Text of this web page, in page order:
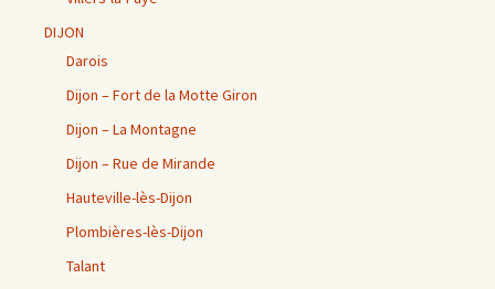
DIJON
Darois
Dijon – Fort de la Motte Giron
Dijon – La Montagne
Dijon – Rue de Mirande
Hauteville-lès-Dijon
Plombières-lès-Dijon
Talant